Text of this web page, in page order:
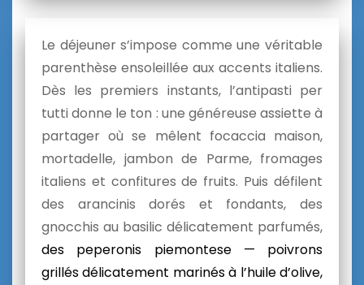
Le déjeuner s’impose comme une véritable
parenthèse ensoleillée aux accents italiens.
Dès les premiers instants, l’antipasti per
tutti donne le ton : une généreuse assiette à
partager où se mêlent focaccia maison,
mortadelle, jambon de Parme, fromages
italiens et confitures de fruits. Puis défilent
des arancinis dorés et fondants, des
gnocchis au basilic délicatement parfumés,
des peperonis piemontese — poivrons
grillés délicatement marinés à l’huile d’olive,